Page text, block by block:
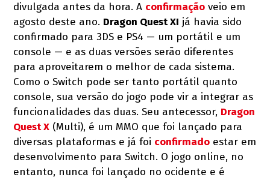
divulgada antes da hora. A confirmação veio em
agosto deste ano. Dragon Quest XI já havia sido
confirmado para 3DS e PS4 — um portátil e um
console — e as duas versões serão diferentes
para aproveitarem o melhor de cada sistema.
Como o Switch pode ser tanto portátil quanto
console, sua versão do jogo pode vir a integrar as
funcionalidades das duas. Seu antecessor, Dragon
Quest X (Multi), é um MMO que foi lançado para
diversas plataformas e já foi confirmado estar em
desenvolvimento para Switch. O jogo online, no
entanto, nunca foi lançado no ocidente e é